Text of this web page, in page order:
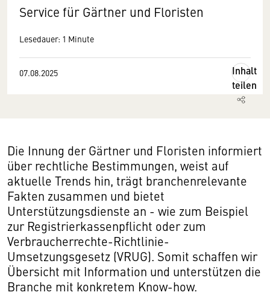
Service für Gärtner und Floristen
Lesedauer: 1 Minute
07.08.2025
Inhalt
teilen
Die Innung der Gärtner und Floristen informiert
über rechtliche Bestimmungen, weist auf
aktuelle Trends hin, trägt branchenrelevante
Fakten zusammen und bietet
Unterstützungsdienste an - wie zum Beispiel
zur Registrierkassenpflicht oder zum
Verbraucherrechte-Richtlinie-
Umsetzungsgesetz (VRUG). Somit schaffen wir
Übersicht mit Information und unterstützen die
Branche mit konkretem Know-how.